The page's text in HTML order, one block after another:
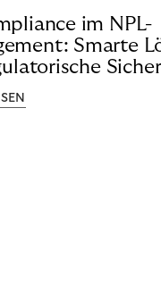
im NPL-
Smarte